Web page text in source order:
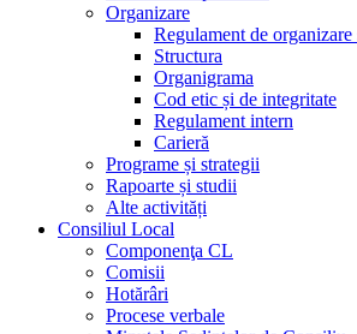
Organizare
Regulament de
Structura
Organigrama
Cod etic și de integritate
Regulament intern
Carieră
Programe și strategii
Rapoarte și studii
Alte activități
Consiliul Local
Componenţa CL
Comisii
Hotărâri
Procese verbale